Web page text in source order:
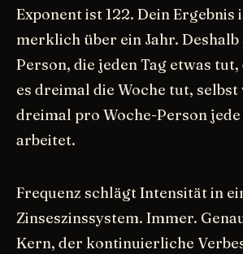
Exponent ist 122. Dein Ergebnis
merklich über ein Jahr.
Person, die jeden Tag etwas
es dreimal die Woche tut, selbst
dreimal pro Woche-Person
arbeitet.
Frequenz schlägt Intensität in
Zinseszinssystem. Immer.
Kern, der kontinuierliche